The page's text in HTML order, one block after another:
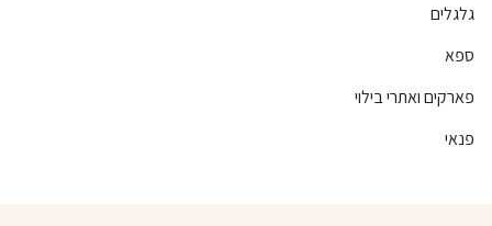
גלגלים
ספא
פארקים ואתרי בילוי
פנאי